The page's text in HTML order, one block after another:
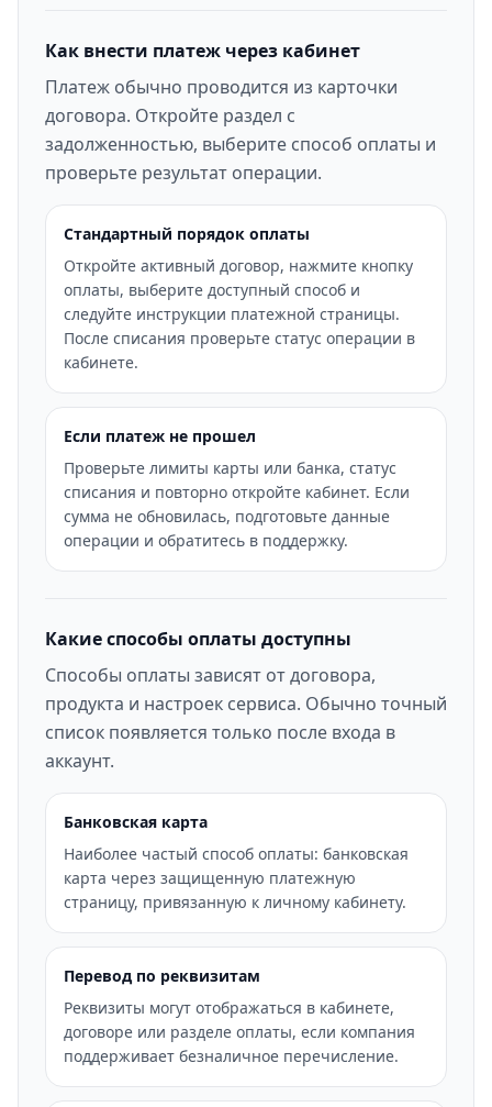
Как внести платеж через кабинет
Платеж обычно проводится из карточки
договора. Откройте раздел с
задолженностью, выберите способ оплаты и
проверьте результат операции.
Стандартный порядок оплаты
Откройте активный договор, нажмите кнопку
оплаты, выберите доступный способ и
следуйте инструкции платежной страницы.
После списания проверьте статус операции в
кабинете.
Если платеж не прошел
Проверьте лимиты карты или банка, статус
списания и повторно откройте кабинет. Если
сумма не обновилась, подготовьте данные
операции и обратитесь в поддержку.
Какие способы оплаты доступны
Способы оплаты зависят от договора,
продукта и настроек сервиса. Обычно точный
список появляется только после входа в
аккаунт.
Банковская карта
Наиболее частый способ оплаты: банковская
карта через защищенную платежную
страницу, привязанную к личному кабинету.
Перевод по реквизитам
Реквизиты могут отображаться в кабинете,
договоре или разделе оплаты, если компания
поддерживает безналичное перечисление.